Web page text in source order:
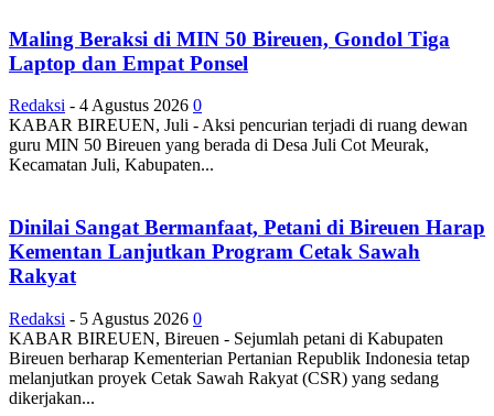
Maling Beraksi di MIN 50 Bireuen, Gondol Tiga
Laptop dan Empat Ponsel
Redaksi - 4 Agustus 2026 0
KABAR BIREUEN, Juli - Aksi pencurian terjadi di ruang dewan
guru MIN 50 Bireuen yang berada di Desa Juli Cot Meurak,
Kecamatan Juli, Kabupaten...
Dinilai Sangat Bermanfaat, Petani di Bireuen Harap
Kementan Lanjutkan Program Cetak Sawah
Rakyat
Redaksi - 5 Agustus 2026 0
KABAR BIREUEN, Bireuen - Sejumlah petani di Kabupaten
Bireuen berharap Kementerian Pertanian Republik Indonesia tetap
melanjutkan proyek Cetak Sawah Rakyat (CSR) yang sedang
dikerjakan...